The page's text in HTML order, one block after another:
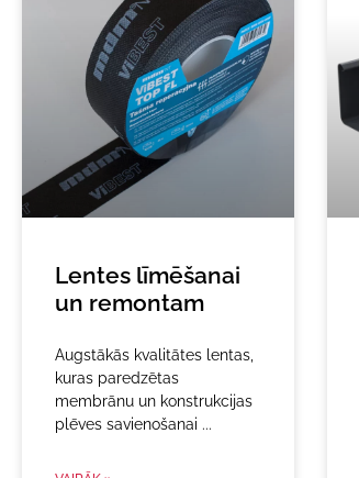
Lentes līmēšanai
un remontam
Augstākās kvalitātes lentas,
kuras paredzētas
membrānu un konstrukcijas
plēves savienošanai